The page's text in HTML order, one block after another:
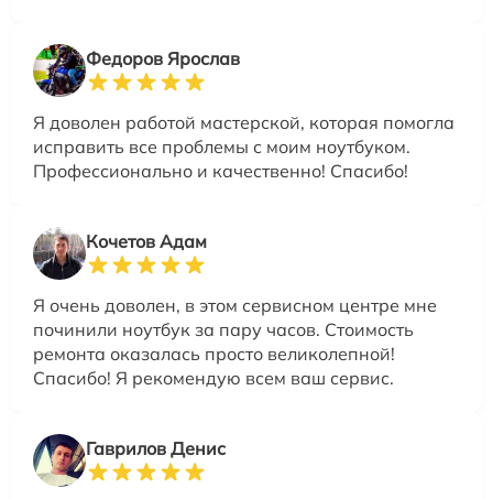
Федоров Ярослав
Я доволен работой мастерской, которая помогла
исправить все проблемы с моим ноутбуком.
Профессионально и качественно! Спасибо!
Кочетов Адам
Я очень доволен, в этом сервисном центре мне
починили ноутбук за пару часов. Стоимость
ремонта оказалась просто великолепной!
Спасибо! Я рекомендую всем ваш сервис.
Гаврилов Денис